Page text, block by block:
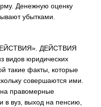
Денежную оценку
убытками.
ДЕЙСТВИЯ
видов юридических
такие факты, которые
совершаются ими.
правомерные
в вуз, выход на пенсию,